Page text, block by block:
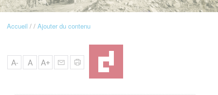
FilAccueil Ajouter du contenu
A- A A+